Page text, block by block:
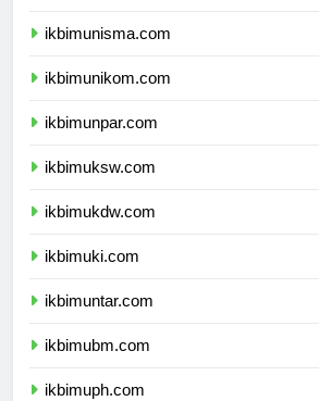
ikbimunisma.com
ikbimunikom.com
ikbimunpar.com
ikbimuksw.com
ikbimukdw.com
ikbimuki.com
ikbimuntar.com
ikbimubm.com
ikbimuph.com